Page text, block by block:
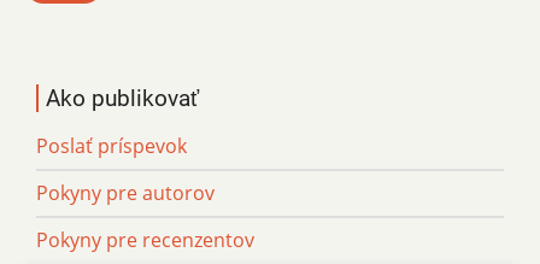
Ako publikovať
Poslať príspevok
Pokyny pre autorov
Pokyny pre recenzentov